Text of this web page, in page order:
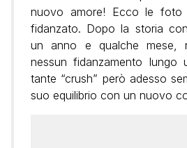
nuovo amore! Ecco le
fidanzato. Dopo la storia con
un anno e qualche mese,
nessun fidanzamento lungo
tante “crush” però adesso
suo equilibrio con un nuovo